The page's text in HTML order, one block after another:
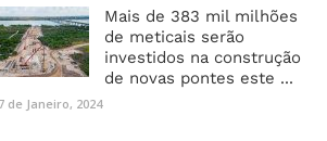
Mais de 383 mil milhões
de meticais serão
investidos na construção
de novas pontes este ...
de Janeiro, 2024
Standard Bank pede ao
que “saia do caminho”
os negócios
2025